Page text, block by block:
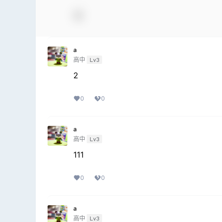
a
高中
Lv3
2
0 0
a
高中
Lv3
111
0 0
a
高中
Lv3